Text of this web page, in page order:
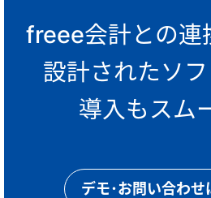
freee会計との連
設計されたソ
導入もスム
デモ･お問い合わせ